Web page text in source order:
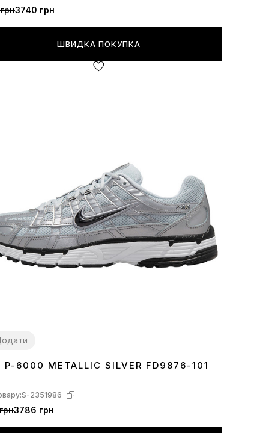
3740 грн
ШВИДКА ПОКУПКА
38394041 4243
P-6000 METALLIC SILVER FD9876-101
S-2351986
3786 грн